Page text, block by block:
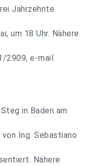
Jahrzehnte
um 18 Uhr. Nähere
2909, e-mail
in Baden am
Ing. Sebastiano
Nähere